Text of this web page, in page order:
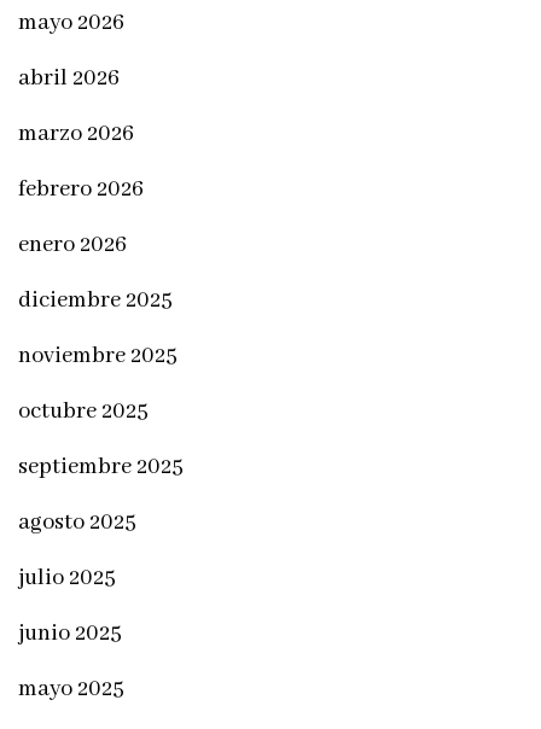
mayo 2026
abril 2026
marzo 2026
febrero 2026
enero 2026
diciembre 2025
noviembre 2025
octubre 2025
septiembre 2025
agosto 2025
julio 2025
junio 2025
mayo 2025